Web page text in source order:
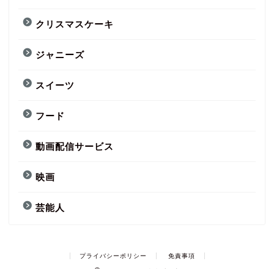
クリスマスケーキ
ジャニーズ
スイーツ
フード
動画配信サービス
映画
芸能人
プライバシーポリシー 免責事項